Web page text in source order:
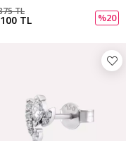
TL
TL
%20